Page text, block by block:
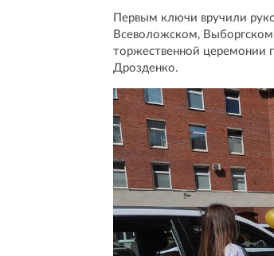
Первым ключи вручили
Всеволожском,
торжественной церемонии
Дрозденко.